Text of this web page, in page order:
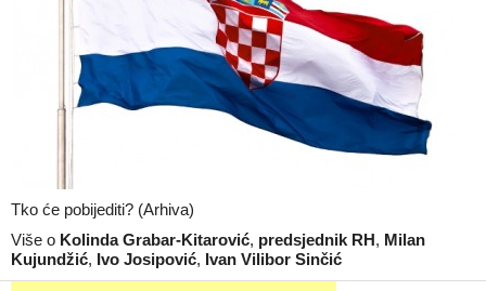
Tko će pobijediti? (Arhiva)
Više o Kolinda Grabar-Kitarović, predsjednik RH, Milan
Kujundžić, Ivo Josipović, Ivan Vilibor Sinčić